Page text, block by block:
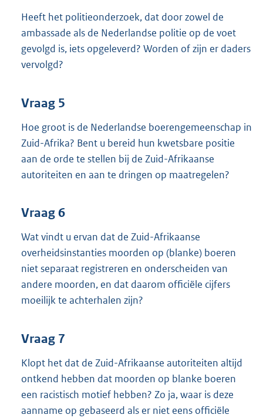
Heeft het politieonderzoek, dat door zowel de
ambassade als de Nederlandse politie op de voet
gevolgd is, iets opgeleverd? Worden of zijn er daders
vervolgd?
Vraag 5
Hoe groot is de Nederlandse boerengemeenschap in
Zuid-Afrika? Bent u bereid hun kwetsbare positie
aan de orde te stellen bij de Zuid-Afrikaanse
autoriteiten en aan te dringen op maatregelen?
Vraag 6
Wat vindt u ervan dat de Zuid-Afrikaanse
overheidsinstanties moorden op (blanke) boeren
niet separaat registreren en onderscheiden van
andere moorden, en dat daarom officiële cijfers
moeilijk te achterhalen zijn?
Vraag 7
Klopt het dat de Zuid-Afrikaanse autoriteiten altijd
ontkend hebben dat moorden op blanke boeren
een racistisch motief hebben? Zo ja, waar is deze
aanname op gebaseerd als er niet eens officiële